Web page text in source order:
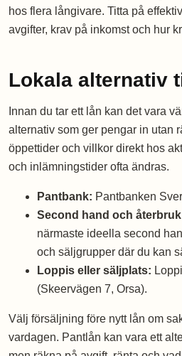
hos flera långivare. Titta på
avgifter, krav på inkomst och hur
Lokala alternativ
Innan du tar ett lån kan det vara
alternativ som ger pengar in utan
öppettider och villkor direkt hos
och inlämningstider ofta ändras.
Pantbank: Pantbanken
Second hand och
närmaste ideella second
och säljgrupper där du kan
Loppis eller säljplats:
(Skeervägen 7, Orsa).
Välj försäljning före nytt lån om
vardagen. Pantlån kan vara ett